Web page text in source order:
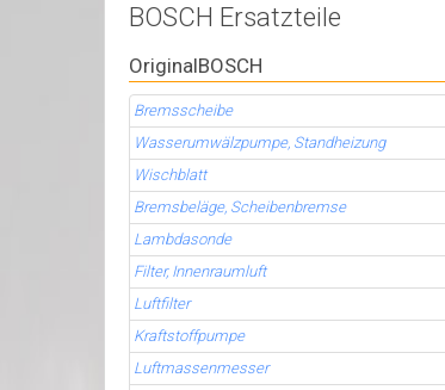
BOSCH Ersatzteile
OriginalBOSCH
Bremsscheibe
Wasserumwälzpumpe, Standheizung
Wischblatt
Bremsbeläge, Scheibenbremse
Lambdasonde
Filter, Innenraumluft
Luftfilter
Kraftstoffpumpe
Luftmassenmesser